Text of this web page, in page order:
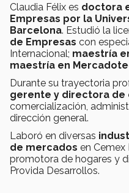
Claudia Félix es doctora
Empresas por la
Barcelona. Estudió la
de Empresas con
Internacional; maestría
maestría en
Durante su trayectoria
gerente y directora de
comercialización,
dirección general.
Laboró en diversas
de mercados en Cemex
promotora de hogares y
Provida Desarrollos.